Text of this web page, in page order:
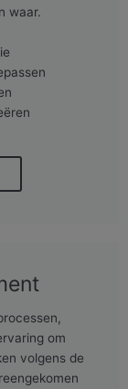
waar.
om
volgens de